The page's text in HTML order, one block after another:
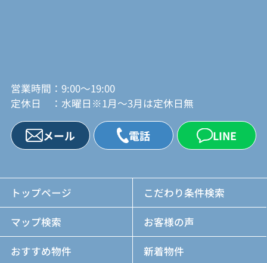
営業時間：9:00～19:00
定休日 ：水曜日※1月～3月は定休日無
メール 電話 LINE
トップページ こだわり条件検索
マップ検索 お客様の声
おすすめ物件 新着物件